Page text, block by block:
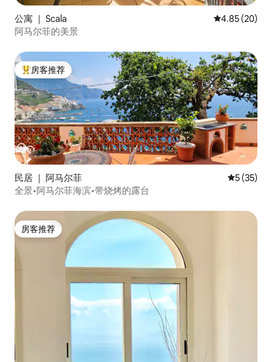
公寓 ｜ Scala 平均评分
4.85 (20)
阿马尔菲的美景
热门「房客推荐」
房客推荐
民居 ｜ 阿马尔菲 平均评分
5 (35)
全景•阿马尔菲海滨•带烧烤的露台
房客推荐
房客推荐